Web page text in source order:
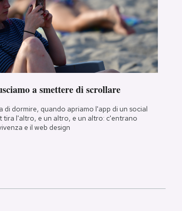
a smettere di scrollare
di dormire, quando apriamo l'app di un social
tira l'altro, e un altro, e un altro: c'entrano
e il web design